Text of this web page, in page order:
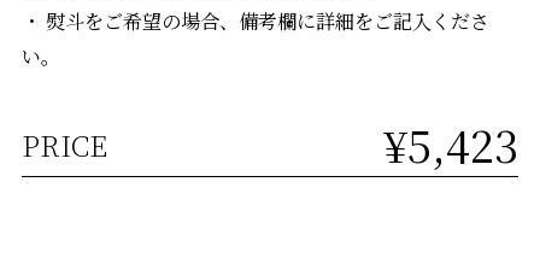
・ 熨斗をご希望の場合、備考欄に詳細をご記入くださ
い。
PRICE ¥5,423